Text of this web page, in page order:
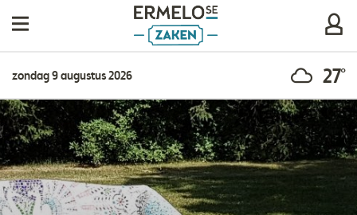
zondag 9 augustus 2026 27°